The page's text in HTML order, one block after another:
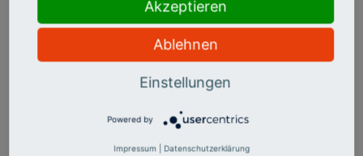
Akzeptieren
Ablehnen
Einstellungen
Powered by
Impressum Datenschutzerklärung